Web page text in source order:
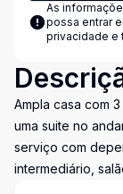
As
possa entrar
privacidade e
Ampla casa com
uma suite no
serviço com
intermediário,